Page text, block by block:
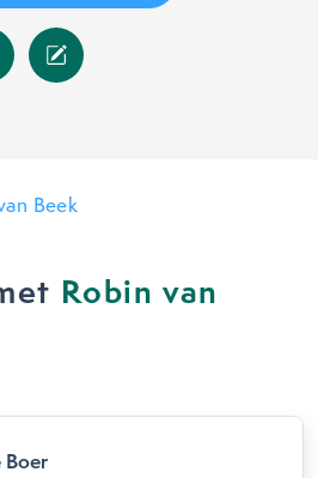
Beek
Robin van
Boer